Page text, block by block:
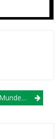
Pikë Nga Kavadari